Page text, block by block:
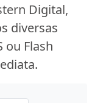
Digital,
diversas
ou Flash